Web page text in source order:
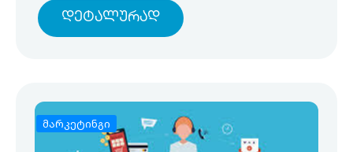
Დეტალურად
მარკეტინგი